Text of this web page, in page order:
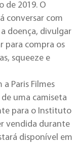
de 2019. O
conversar com
doença, divulgar
para compra os
squeeze e
a Paris Filmes
uma camiseta
para o Instituto
vendida durante
disponível em